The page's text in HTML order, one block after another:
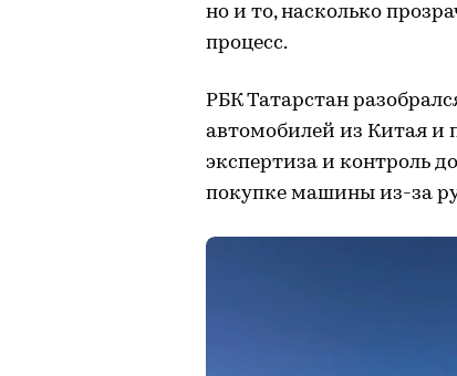
но и то, насколько
процесс.
РБК Татарстан
автомобилей из Китая и
экспертиза и контроль
покупке машины из-за